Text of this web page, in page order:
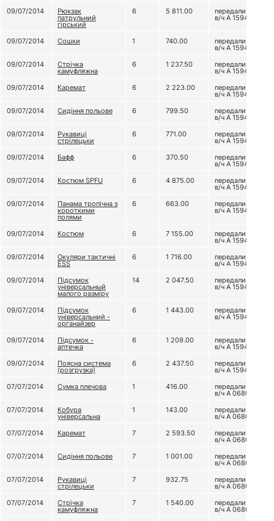
09/07/2014
Рюкзак
патрульний
гірський
6 5 811.00 передали до
в/ч А 1594
09/07/2014 Сошки 1 740.00 передали до
в/ч А 1594
09/07/2014
Стрічка
камуфляжна
6 1 237.50 передали до
в/ч А 1594
09/07/2014
Каремат 6 2 223.00 передали до
в/ч А 1594
09/07/2014
Сидіння польове 6 799.50 передали до
в/ч А 1594
09/07/2014
Рукавиці
стрілецьки
6 771.00 передали до
в/ч А 1594
09/07/2014
Бафф 6 370.50 передали до
в/ч А 1594
09/07/2014
Костюм SPFU 6 4 875.00 передали до
в/ч А 1594
09/07/2014
Панама тропічна з
короткими
полями
6 663.00 передали до
в/ч А 1594
09/07/2014 Костюм 6 7 155.00 передали до
в/ч А 1594
09/07/2014
Окуляри тактичні
ESS
6 1 716.00 передали до
в/ч А 1594
09/07/2014
Підсумок
універсальный
малого разміру
14 2 047.50 передали до
в/ч А 1594
09/07/2014 Підсумок
універсальний -
органайзер
6 1 443.00 передали до
в/ч А 1594
09/07/2014 Підсумок -
аптечка
6 1 209.00 передали до
в/ч А 1594
09/07/2014
Поясна система
(розгрузка)
6 2 437.50 передали до
в/ч А 1594
07/07/2014
Сумка плечова 1 416.00 передали до
в/ч А 0680
07/07/2014
Кобура
універсальна
1 143.00 передали до
в/ч А 0680
07/07/2014
Каремат 7 2 593.50 передали до
в/ч А 0680
07/07/2014
Сидіння польове 7 1 001.00 передали до
в/ч А 0680
07/07/2014
Рукавиці
стрілецьки
7 932.75 передали до
в/ч А 0680
07/07/2014
Стрічка
камуфляжна
7 1 540.00 передали до
в/ч А 0680